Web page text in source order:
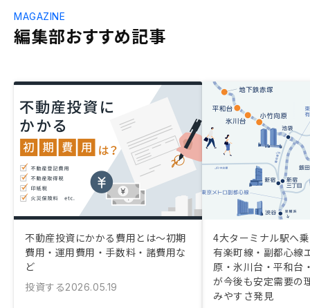
編集部おすすめ記事
MAGAZINE
不動産投資にかかる費用とは〜初期
費用・運用費用・手数料・諸費用な
ど
投資する2026.05.19
4大ターミナル駅へ
有楽町線・副都心線
原・氷川台・平和台
が今後も安定需要の
みやすさ発見